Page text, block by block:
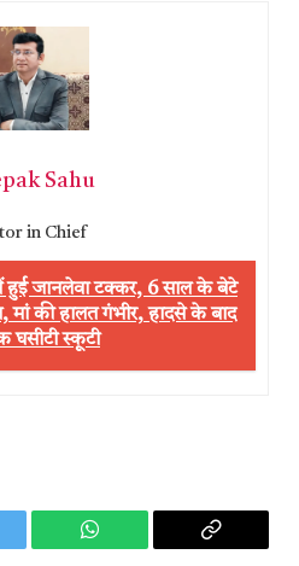
Sahu
in Chief
हुई जानलेवा टक्कर, 6 साल के बेटे
मां की हालत गंभीर, हादसे के बाद
घसीटी स्कूटी
WhatsApp
Copy